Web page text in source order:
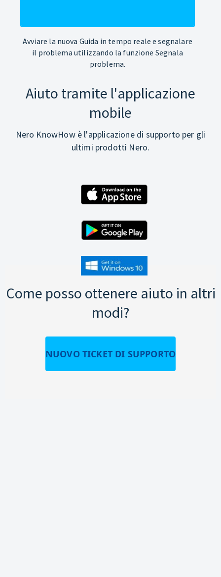
Avviare la nuova Guida in tempo reale e segnalare
il problema utilizzando la funzione Segnala
problema.
Aiuto tramite l'applicazione
mobile
Nero KnowHow è l'applicazione di supporto per gli
ultimi prodotti Nero.
Come posso ottenere aiuto in altri
modi?
NUOVO TICKET DI SUPPORTO